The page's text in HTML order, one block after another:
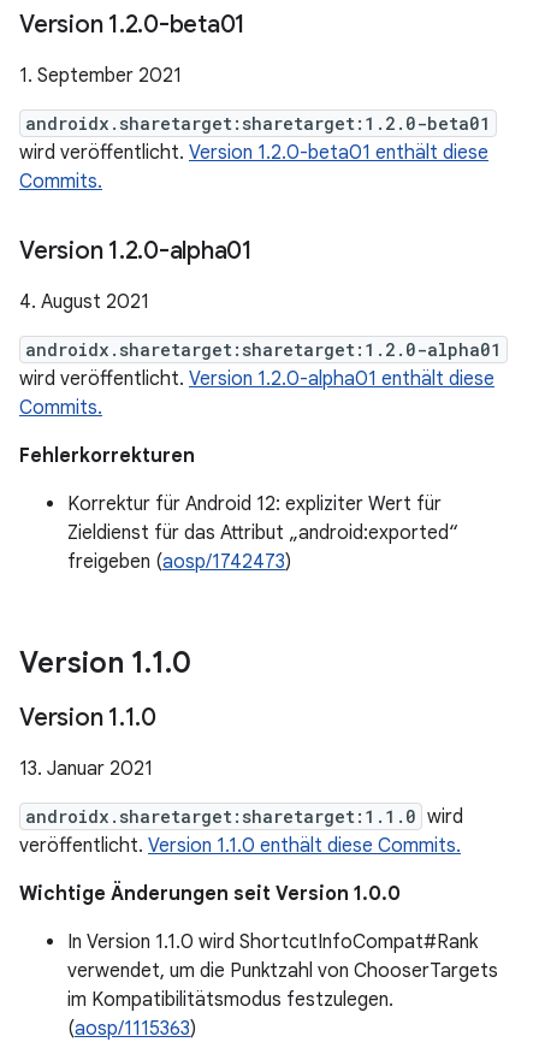
Version 1.2.0-beta01
1. September 2021
androidx.sharetarget:sharetarget:1.2.0-beta01
wird veröffentlicht. Version 1.2.0-beta01 enthält diese
Commits.
Version 1.2.0-alpha01
4. August 2021
androidx.sharetarget:sharetarget:1.2.0-alpha01
wird veröffentlicht. Version 1.2.0-alpha01 enthält diese
Commits.
Fehlerkorrekturen
Korrektur für Android 12: expliziter Wert für
Zieldienst für das Attribut „android:exported“
freigeben (aosp/1742473)
Version 1.1.0
Version 1.1.0
13. Januar 2021
androidx.sharetarget:sharetarget:1.1.0 wird
veröffentlicht. Version 1.1.0 enthält diese Commits.
Wichtige Änderungen seit Version 1.0.0
In Version 1.1.0 wird ShortcutInfoCompat#Rank
verwendet, um die Punktzahl von ChooserTargets
im Kompatibilitätsmodus festzulegen.
(aosp/1115363)